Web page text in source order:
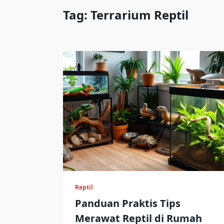
Tag: Terrarium Reptil
Reptil
Panduan Praktis Tips
Merawat Reptil di Rumah